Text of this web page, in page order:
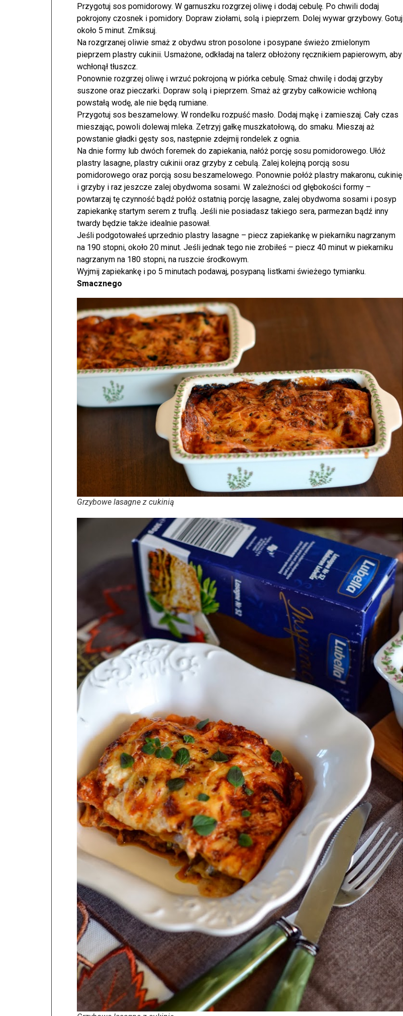
Przygotuj sos pomidorowy. W garnuszku rozgrzej oliwę i dodaj cebulę. Po chwili dodaj
pokrojony czosnek i pomidory. Dopraw ziołami, solą i pieprzem. Dolej wywar grzybowy. Gotuj
około 5 minut. Zmiksuj.
Na rozgrzanej oliwie smaż z obydwu stron posolone i posypane świeżo zmielonym
pieprzem plastry cukinii. Usmażone, odkładaj na talerz obłożony ręcznikiem papierowym, aby
wchłonął tłuszcz.
Ponownie rozgrzej oliwę i wrzuć pokrojoną w piórka cebulę. Smaż chwilę i dodaj grzyby
suszone oraz pieczarki. Dopraw solą i pieprzem. Smaż aż grzyby całkowicie wchłoną
powstałą wodę, ale nie będą rumiane.
Przygotuj sos beszamelowy. W rondelku rozpuść masło. Dodaj mąkę i zamieszaj. Cały czas
mieszając, powoli dolewaj mleka. Zetrzyj gałkę muszkatołową, do smaku. Mieszaj aż
powstanie gładki gęsty sos, następnie zdejmij rondelek z ognia.
Na dnie formy lub dwóch foremek do zapiekania, nałóż porcję sosu pomidorowego. Ułóż
plastry lasagne, plastry cukinii oraz grzyby z cebulą. Zalej kolejną porcją sosu
pomidorowego oraz porcją sosu beszamelowego. Ponownie połóż plastry makaronu, cukinię
i grzyby i raz jeszcze zalej obydwoma sosami. W zależności od głębokości formy –
powtarzaj tę czynność bądź połóż ostatnią porcję lasagne, zalej obydwoma sosami i posyp
zapiekankę startym serem z truflą. Jeśli nie posiadasz takiego sera, parmezan bądź inny
twardy będzie także idealnie pasował.
Jeśli podgotowałeś uprzednio plastry lasagne – piecz zapiekankę w piekarniku nagrzanym
na 190 stopni, około 20 minut. Jeśli jednak tego nie zrobiłeś – piecz 40 minut w piekarniku
nagrzanym na 180 stopni, na ruszcie środkowym.
Wyjmij zapiekankę i po 5 minutach podawaj, posypaną listkami świeżego tymianku.
Smacznego
Grzybowe lasagne z cukinią